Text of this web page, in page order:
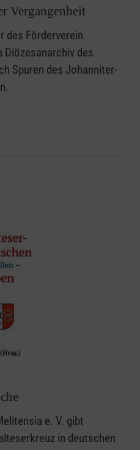
Vergangenheit
des Förderverein
Diözesanarchiv des
Spuren des Johanniter-
e. V. gibt
in deutschen